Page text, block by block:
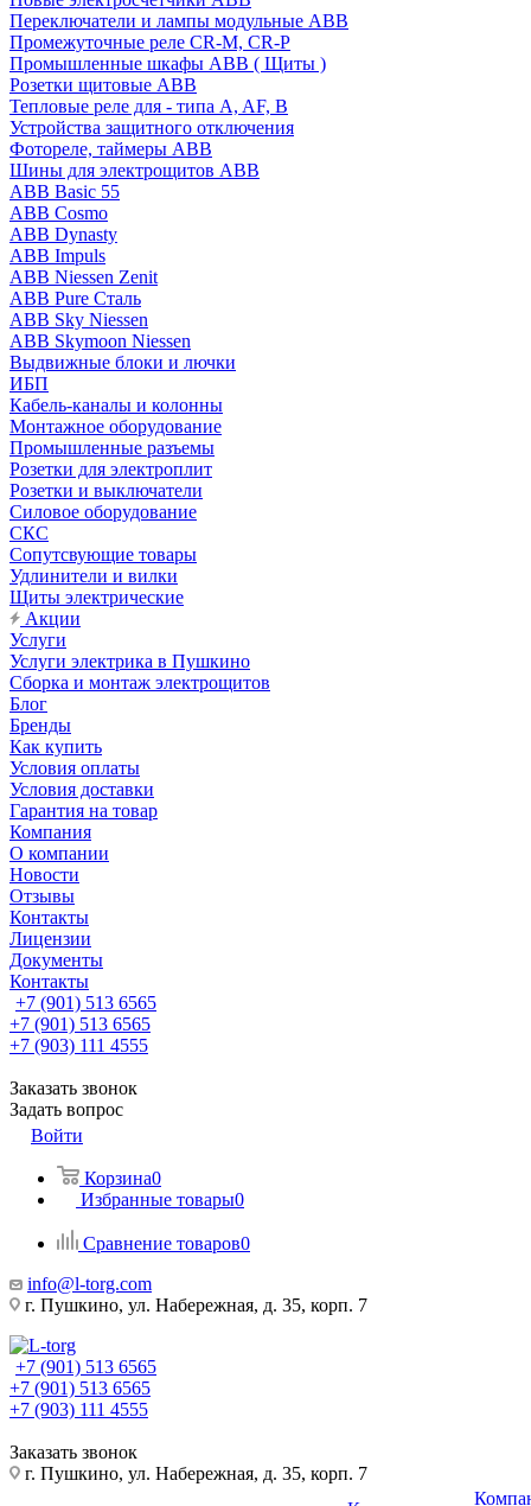
Переключатели и лампы модульные ABB
Промежуточные реле CR-M, CR-P
Промышленные шкафы ABB ( Щиты )
Розетки щитовые ABB
Тепловые реле для - типа A, AF, B
Устройства защитного отключения
Фотореле, таймеры ABB
Шины для электрощитов АВВ
ABB Basic 55
ABB Cosmo
ABB Dynasty
ABB Impuls
ABB Niessen Zenit
ABB Pure Сталь
ABB Sky Niessen
ABB Skymoon Niessen
Выдвижные блоки и лючки
ИБП
Кабель-каналы и колонны
Монтажное оборудование
Промышленные разъемы
Розетки для электроплит
Розетки и выключатели
Силовое оборудование
СКС
Сопутсвующие товары
Удлинители и вилки
Щиты электрические
Акции
Услуги
Услуги электрика в Пушкино
Сборка и монтаж электрощитов
Блог
Бренды
Как купить
Условия оплаты
Условия доставки
Гарантия на товар
Компания
О компании
Новости
Отзывы
Контакты
Лицензии
Документы
Контакты
+7 (901) 513 6565
+7 (901) 513 6565
+7 (903) 111 4555
Заказать звонок
Задать вопрос
Войти
Корзина0
Избранные товары0
Сравнение товаров0
info@l-torg.com
г. Пушкино, ул. Набережная, д. 35, корп. 7
+7 (901) 513 6565
+7 (901) 513 6565
+7 (903) 111 4555
Заказать звонок
г. Пушкино, ул. Набережная, д. 35, корп. 7